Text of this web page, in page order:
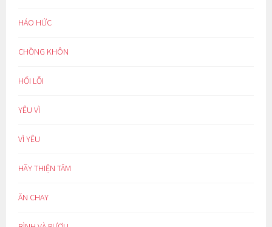
HÁO HỨC
CHỒNG KHÔN
HỐI LỖI
YÊU VÌ
VÌ YÊU
HÃY THIỆN TÂM
ĂN CHAY